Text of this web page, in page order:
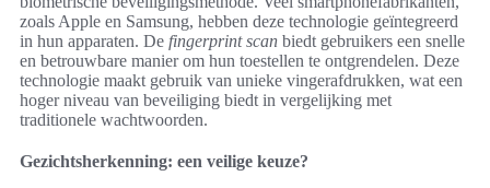
zoals Apple en Samsung, hebben deze technologie geïntegreerd
in hun apparaten. De fingerprint scan biedt gebruikers een snelle
en betrouwbare manier om hun toestellen te ontgrendelen. Deze
technologie maakt gebruik van unieke vingerafdrukken, wat een
hoger niveau van beveiliging biedt in vergelijking met
traditionele wachtwoorden.
Gezichtsherkenning: een veilige keuze?